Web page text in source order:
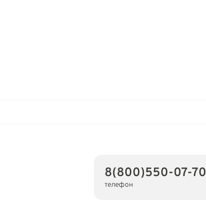
8(800)550-07-70
телефон